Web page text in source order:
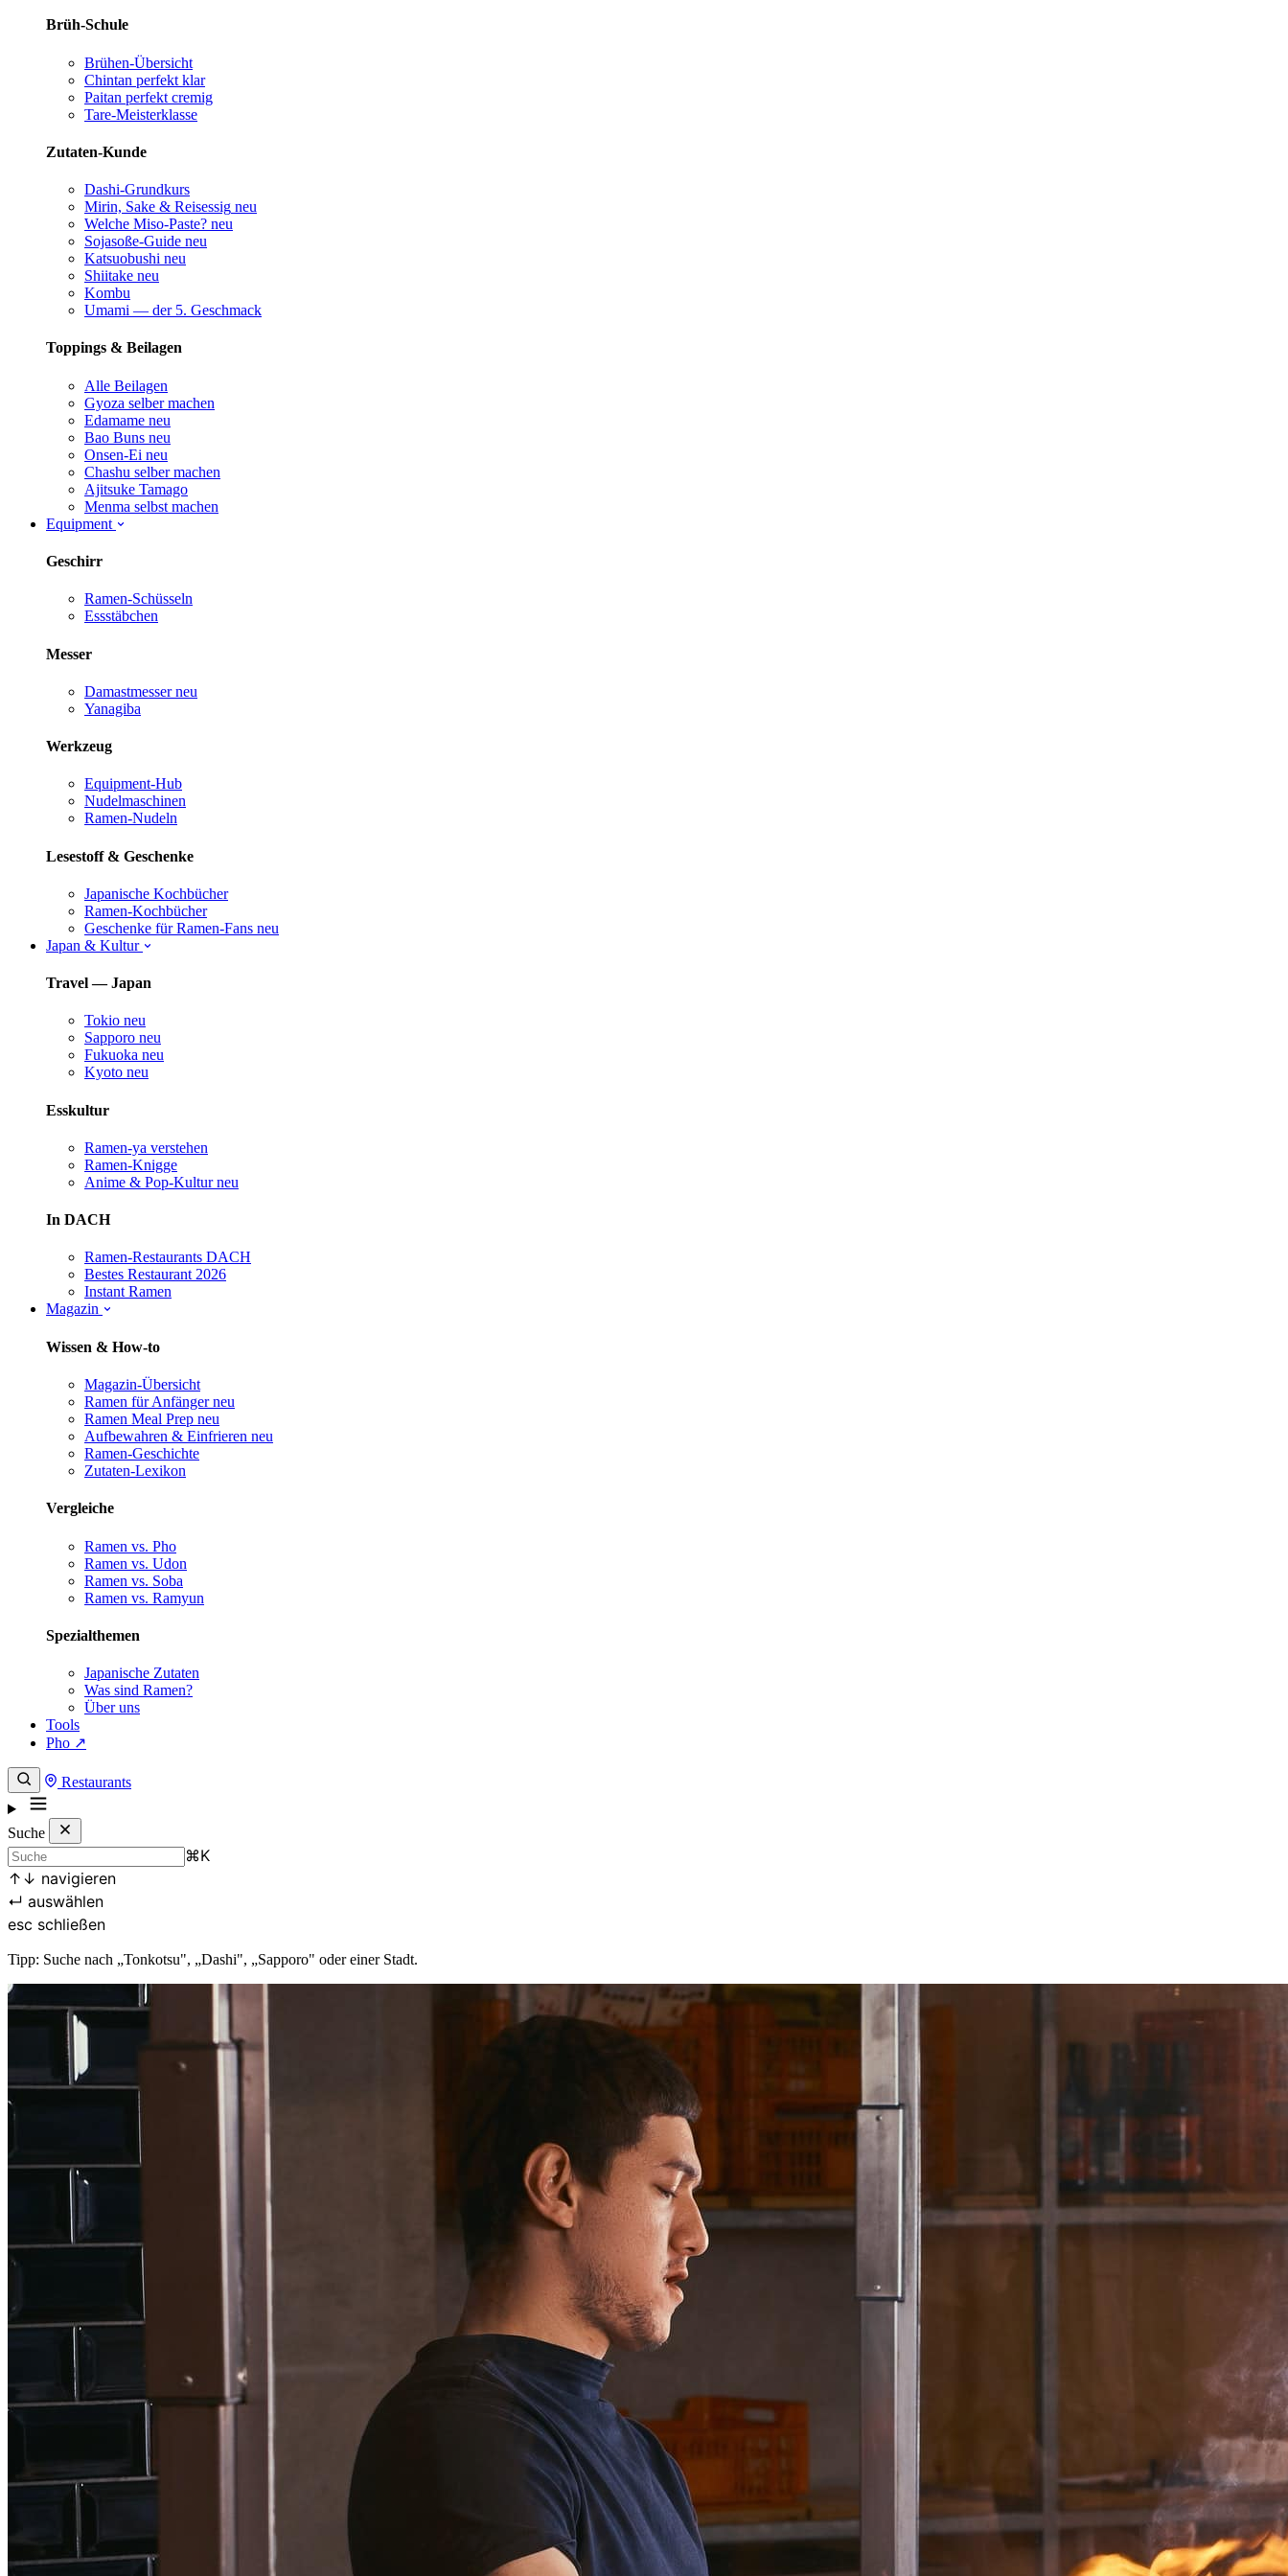
Brüh-Schule
Brühen-Übersicht
Chintan perfekt klar
Paitan perfekt cremig
Tare-Meisterklasse
Zutaten-Kunde
Dashi-Grundkurs
Mirin, Sake & Reisessig neu
Welche Miso-Paste? neu
Sojasoße-Guide neu
Katsuobushi neu
Shiitake neu
Kombu
Umami — der 5. Geschmack
Toppings & Beilagen
Alle Beilagen
Gyoza selber machen
Edamame neu
Bao Buns neu
Onsen-Ei neu
Chashu selber machen
Ajitsuke Tamago
Menma selbst machen
Equipment
Geschirr
Ramen-Schüsseln
Essstäbchen
Messer
Damastmesser neu
Yanagiba
Werkzeug
Equipment-Hub
Nudelmaschinen
Ramen-Nudeln
Lesestoff & Geschenke
Japanische Kochbücher
Ramen-Kochbücher
Geschenke für Ramen-Fans neu
Japan & Kultur
Travel — Japan
Tokio neu
Sapporo neu
Fukuoka neu
Kyoto neu
Esskultur
Ramen-ya verstehen
Ramen-Knigge
Anime & Pop-Kultur neu
In DACH
Ramen-Restaurants DACH
Bestes Restaurant 2026
Instant Ramen
Magazin
Wissen & How-to
Magazin-Übersicht
Ramen für Anfänger neu
Ramen Meal Prep neu
Aufbewahren & Einfrieren neu
Ramen-Geschichte
Zutaten-Lexikon
Vergleiche
Ramen vs. Pho
Ramen vs. Udon
Ramen vs. Soba
Ramen vs. Ramyun
Spezialthemen
Japanische Zutaten
Was sind Ramen?
Über uns
Tools
Pho ↗
Restaurants
Suche
⌘K
↑ ↓ navigieren
↵ auswählen
esc schließen
Tipp: Suche nach „Tonkotsu", „Dashi", „Sapporo" oder einer Stadt.